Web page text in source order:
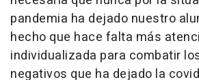
pandemia ha dejado nuestro
hecho que hace falta más
individualizada para combatir
negativos que ha dejado la